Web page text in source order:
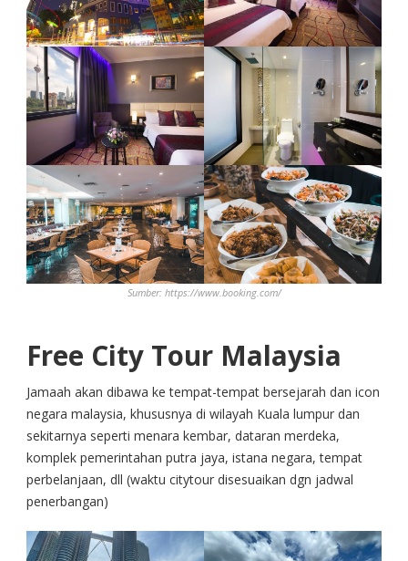
Sumber: https://www.booking.com/
Free City Tour Malaysia
Jamaah akan dibawa ke tempat-tempat bersejarah dan icon
negara malaysia, khususnya di wilayah Kuala lumpur dan
sekitarnya seperti menara kembar, dataran merdeka,
komplek pemerintahan putra jaya, istana negara, tempat
perbelanjaan, dll (waktu citytour disesuaikan dgn jadwal
penerbangan)